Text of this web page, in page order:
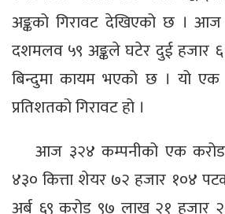
अङ्कको गिरावट देखिएको छ ।
दशमलव ५९ अङ्कले घटेर दुई हजार
बिन्दुमा कायम भएको छ । यो
प्रतिशतको गिरावट हो ।
आज ३२४ कम्पनीको एक
४३० कित्ता शेयर ७२ हजार १०४
अर्ब ६९ करोड ९७ लाख २१ हजार